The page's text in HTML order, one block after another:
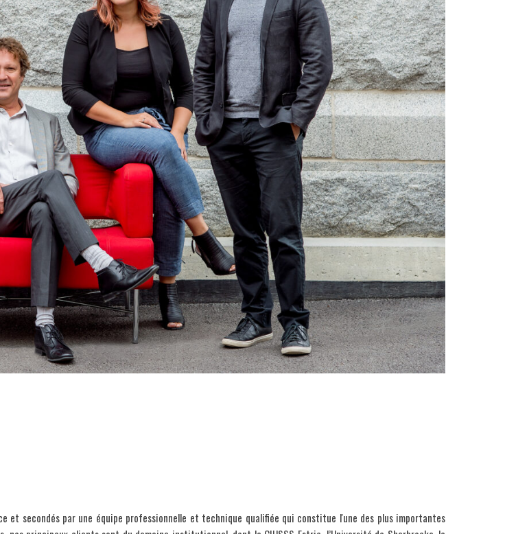
et secondés par une équipe professionnelle et technique qualifiée qui constitue l'une des plus importantes